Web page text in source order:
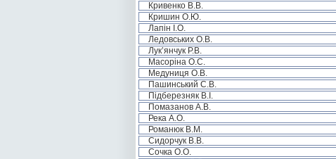
Кривенко В.В.
Кришин О.Ю.
Лапін І.О.
Ледовських О.В.
Лук’янчук Р.В.
Масоріна О.С.
Медуниця О.В.
Пашинський С.В.
Підберезняк В.І.
Помазанов А.В.
Река А.О.
Романюк В.М.
Сидорчук В.В.
Сочка О.О.